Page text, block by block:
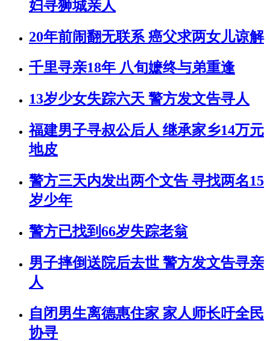
妇寻狮城亲人
20年前闹翻无联系 癌父求两女儿谅解
千里寻亲18年 八旬嬷终与弟重逢
13岁少女失踪六天 警方发文告寻人
福建男子寻叔公后人 继承家乡14万元
地皮
警方三天内发出两个文告 寻找两名15
岁少年
警方已找到66岁失踪老翁
男子摔倒送院后去世 警方发文告寻亲
人
自闭男生离德惠住家 家人师长吁全民
协寻